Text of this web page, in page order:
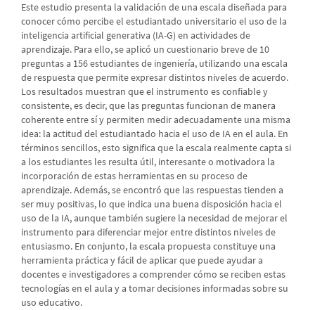
Este estudio presenta la validación de una escala diseñada para
conocer cómo percibe el estudiantado universitario el uso de la
inteligencia artificial generativa (IA-G) en actividades de
aprendizaje. Para ello, se aplicó un cuestionario breve de 10
preguntas a 156 estudiantes de ingeniería, utilizando una escala
de respuesta que permite expresar distintos niveles de acuerdo.
Los resultados muestran que el instrumento es confiable y
consistente, es decir, que las preguntas funcionan de manera
coherente entre sí y permiten medir adecuadamente una misma
idea: la actitud del estudiantado hacia el uso de IA en el aula. En
términos sencillos, esto significa que la escala realmente capta si
a los estudiantes les resulta útil, interesante o motivadora la
incorporación de estas herramientas en su proceso de
aprendizaje. Además, se encontró que las respuestas tienden a
ser muy positivas, lo que indica una buena disposición hacia el
uso de la IA, aunque también sugiere la necesidad de mejorar el
instrumento para diferenciar mejor entre distintos niveles de
entusiasmo. En conjunto, la escala propuesta constituye una
herramienta práctica y fácil de aplicar que puede ayudar a
docentes e investigadores a comprender cómo se reciben estas
tecnologías en el aula y a tomar decisiones informadas sobre su
uso educativo.